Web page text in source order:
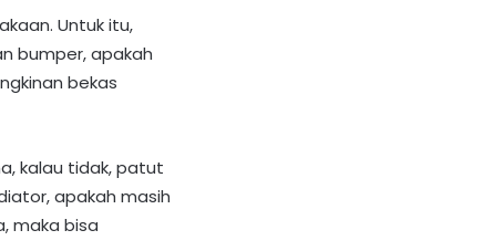
Untuk itu,
bumper, apakah
bekas
kalau tidak, patut
apakah masih
maka bisa